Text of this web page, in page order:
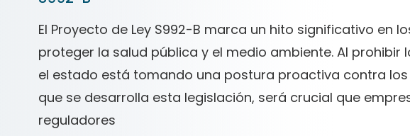
El Proyecto de Ley S992-B marca un hito significativo en
proteger la salud pública y el medio ambiente. Al prohibir
el estado está tomando una postura proactiva contra
que se desarrolla esta legislación, será crucial que
reguladores